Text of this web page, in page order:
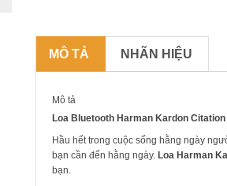
MÔ TẢ NHÃN HIỆU
Mô tả
Loa Bluetooth Harman Kardon
Hầu hết trong cuộc sống hằng ngày
bạn cần đến hằng ngày. Loa Harman
bạn.